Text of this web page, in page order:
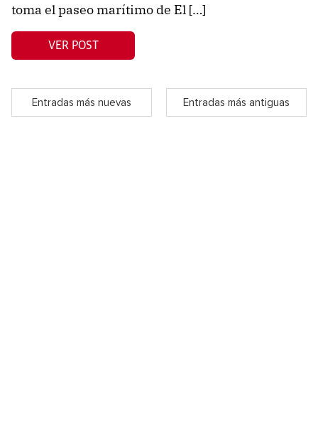
toma el paseo marítimo de El […]
VER POST
Entradas más nuevas Entradas más antiguas